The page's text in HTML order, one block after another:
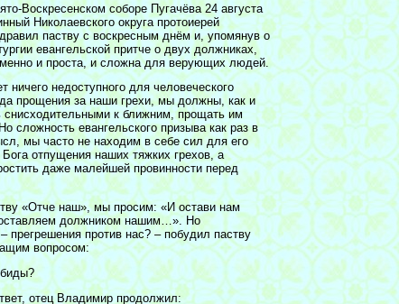
Воскресенском соборе Пугачёва 24 августа
Николаевского округа протоиерей
паству с воскресным днём и, упомянув о
евангельской притче о двух должниках,
и проста, и сложна для верующих людей.
ничего недоступного для человеческого
прощения за наши грехи, мы должны, как и
к ближним, прощать им
сложность евангельского призыва как раз в
мы часто не находим в себе сил для его
отпущения наших тяжких грехов, а
даже малейшей провинности перед
«Отче наш», мы просим: «И остави нам
должником нашим…». Но
против нас? – побудил паству
вопросом:
отец Владимир продолжил: